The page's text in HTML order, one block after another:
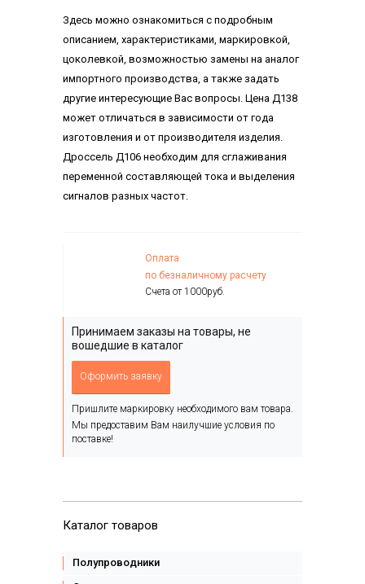
Здесь можно ознакомиться с подробным
описанием, характеристиками, маркировкой,
цоколевкой, возможностью замены на аналог
импортного производства, а также задать
другие интересующие Вас вопросы. Цена Д138
может отличаться в зависимости от года
изготовления и от производителя изделия.
Дроссель Д106 необходим для сглаживания
переменной составляющей тока и выделения
сигналов разных частот.
Оплата
по безналичному расчету
Счета от 1000руб.
Принимаем заказы на товары, не
вошедшие в каталог
Оформить заявку
Пришлите маркировку необходимого вам товара.
Мы предоставим Вам наилучшие условия по
поставке!
Каталог товаров
Полупроводники